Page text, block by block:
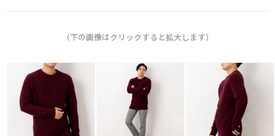
（下の画像はクリックすると拡大します）